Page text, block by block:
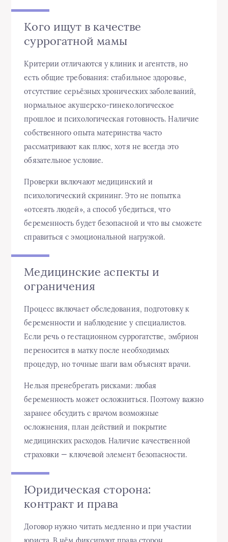
Кого ищут в качестве
суррогатной мамы
Критерии отличаются у клиник и агентств, но
есть общие требования: стабильное здоровье,
отсутствие серьёзных хронических заболеваний,
нормальное акушерско-гинекологическое
прошлое и психологическая готовность. Наличие
собственного опыта материнства часто
рассматривают как плюс, хотя не всегда это
обязательное условие.
Проверки включают медицинский и
психологический скрининг. Это не попытка
«отсеять людей», а способ убедиться, что
беременность будет безопасной и что вы сможете
справиться с эмоциональной нагрузкой.
Медицинские аспекты и
ограничения
Процесс включает обследования, подготовку к
беременности и наблюдение у специалистов.
Если речь о гестационном суррогатстве, эмбрион
переносится в матку после необходимых
процедур, но точные шаги вам объяснят врачи.
Нельзя пренебрегать рисками: любая
беременность может осложниться. Поэтому важно
заранее обсудить с врачом возможные
осложнения, план действий и покрытие
медицинских расходов. Наличие качественной
страховки — ключевой элемент безопасности.
Юридическая сторона:
контракт и права
Договор нужно читать медленно и при участии